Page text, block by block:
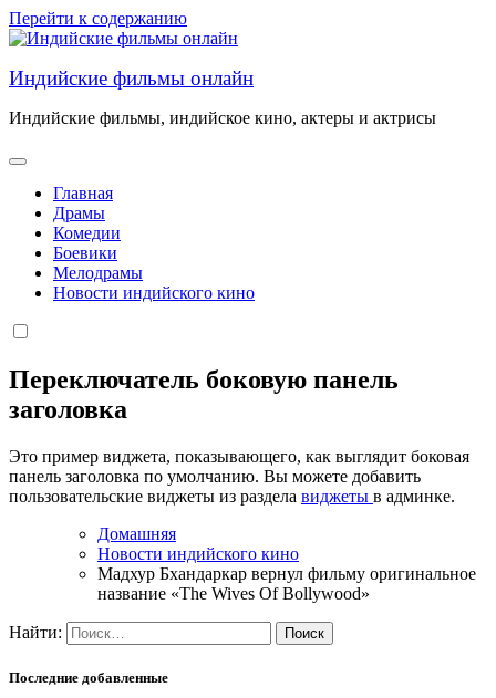
Перейти к содержанию
Индийские фильмы онлайн
Индийские фильмы, индийское кино, актеры и актрисы
Главная
Драмы
Комедии
Боевики
Мелодрамы
Новости индийского кино
Переключатель боковую панель
заголовка
Это пример виджета, показывающего, как выглядит боковая
панель заголовка по умолчанию. Вы можете добавить
пользовательские виджеты из раздела виджеты в админке.
Домашняя
Новости индийского кино
Мадхур Бхандаркар вернул фильму оригинальное
название «The Wives Of Bollywood»
Найти:
Последние добавленные